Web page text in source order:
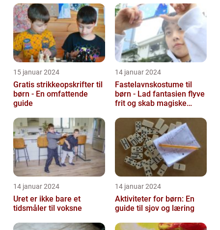
15 januar 2024
Gratis strikkeopskrifter til
børn - En omfattende
guide
14 januar 2024
Fastelavnskostume til
børn - Lad fantasien flyve
frit og skab magiske
14 januar 2024
Uret er ikke bare et
tidsmåler til voksne
14 januar 2024
Aktiviteter for børn: En
guide til sjov og læring